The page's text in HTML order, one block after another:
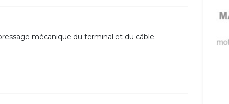
mécanique du terminal et du câble.